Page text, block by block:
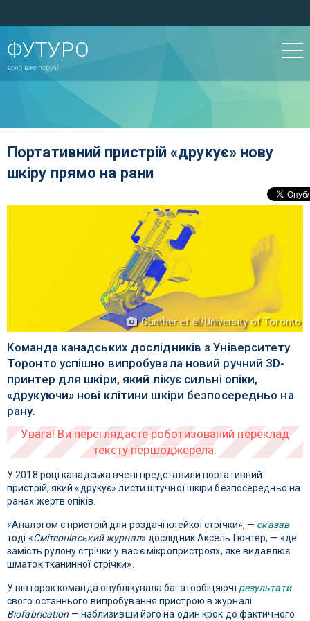
ФУТУРО
воно вже поруч!
Портативний пристрій «друкує» нову
шкіру прямо на рани
Günther et al/University of Toronto
Команда канадських дослідників з Університету
Торонто успішно випробувала новий ручний 3D-
принтер для шкіри, який лікує сильні опіки,
«друкуючи» нові клітини шкіри безпосередньо на
рану.
У 2018 році канадська вчені представили портативний
пристрій, який «друкує» листи штучної шкіри безпосередньо на
ранах жертв опіків.
«Аналогом є пристрій для роздачі клейкої стрічки», — сказав
тоді «Смітсонівський журнал» дослідник Аксель Гюнтер, — «де
замість рулону стрічки у вас є мікропристроях, яке видавлює
шматок тканинної стрічки».
У вівторок команда опублікувала багатообіцяючі результати
свого останнього випробування пристрою в журналі
Biofabrication — наблизивши його на один крок до фактичного